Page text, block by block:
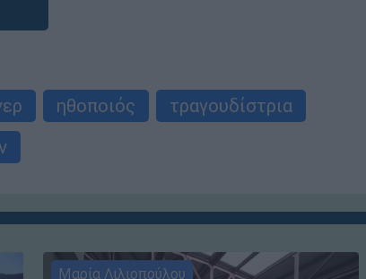
ηθοποιός
τραγουδίστρια
Μαρία Λιλιοπούλου